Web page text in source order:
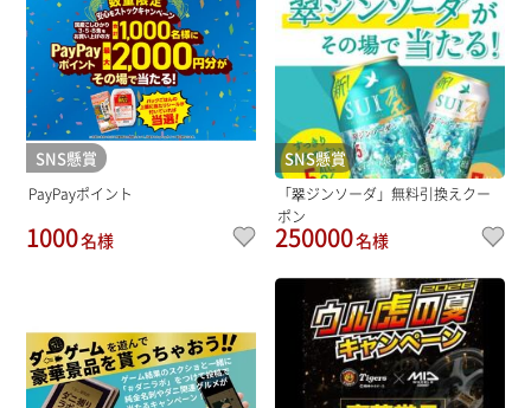
SNS懸賞
PayPayポイント
1000名様
SNS懸賞
「翠ジンソーダ」無料引換えクー
ポン
250000名様